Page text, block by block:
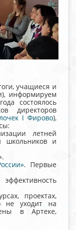
учащиеся и
информируем
состоялось
директоров
I Фирово),
летней
школьников и
. Первые
проектах,
не уходит на
в Артеке,